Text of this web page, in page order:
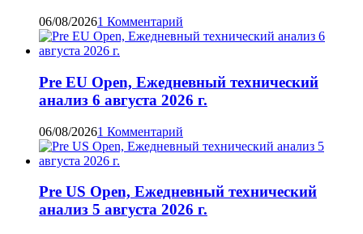
06/08/20261 Комментарий
Pre EU Open, Ежедневный технический
анализ 6 августа 2026 г.
06/08/20261 Комментарий
Pre US Open, Ежедневный технический
анализ 5 августа 2026 г.